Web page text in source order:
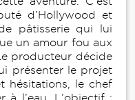
d’Hollywood et
pâtisserie qui lui
un amour fou aux
producteur décide
présenter le projet
hésitations, le chef
à l’eau. L’objectif :